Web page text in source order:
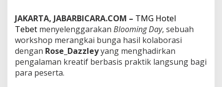
g
a
y
W
JAKARTA, JABARBICARA.COM – TMG Hotel
Tebet menyelenggarakan Blooming Day, sebuah
workshop merangkai bunga hasil kolaborasi
dengan Rose_Dazzleyyang menghadirkan
pengalaman kreatif berbasis praktik langsung bagi
para peserta.